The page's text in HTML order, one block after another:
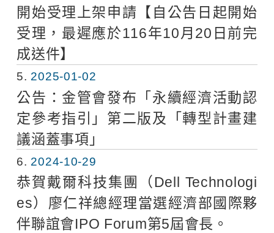
開始受理上架申請【自公告日起開始
受理，最遲應於116年10月20日前完
成送件】
5 2025-01-02
公告：金管會發布「永續經濟活動認
定參考指引」第二版及「轉型計畫建
議涵蓋事項」
6 2024-10-29
恭賀戴爾科技集團（Dell Technologi
es）廖仁祥總經理當選經濟部國際夥
伴聯誼會IPO Forum第5屆會長。